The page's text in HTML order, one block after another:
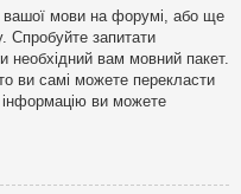
вашої мови на форумі, або ще
Спробуйте запитати
необхідний вам мовний пакет.
ви самі можете перекласти
ви можете